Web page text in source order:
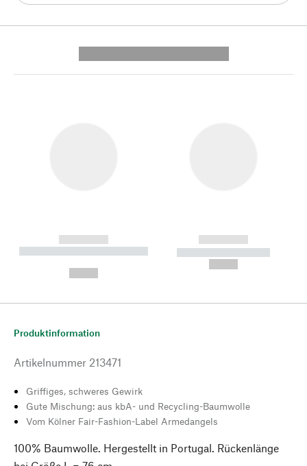
------------
----------- ----------- --------
------------
----------- -----------
Produktinformation
Artikelnummer 213471
Griffiges, schweres Gewirk
Gute Mischung: aus kbA- und Recycling-Baumwolle
Vom Kölner Fair-Fashion-Label Armedangels
100% Baumwolle. Hergestellt in Portugal. Rückenlänge